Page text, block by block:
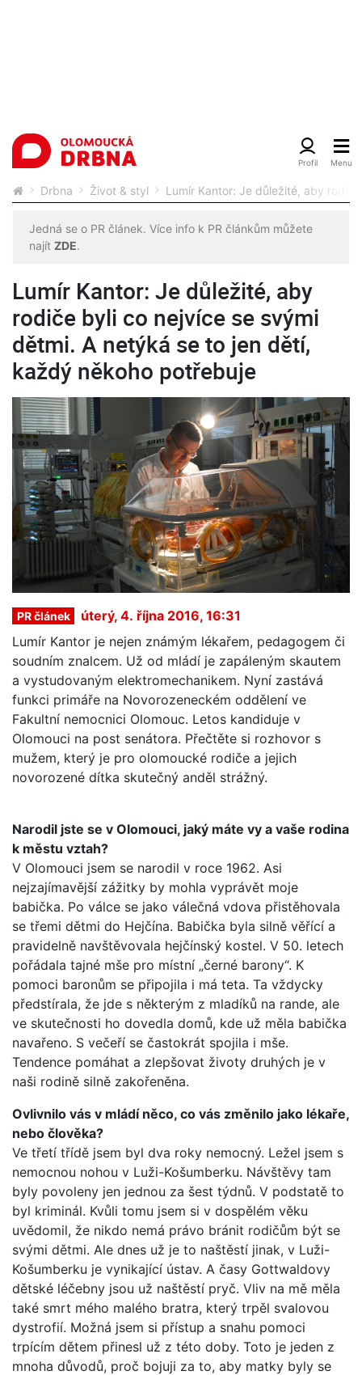
Drbna Život & styl Lumír Kantor: Je důležité, aby
Jedná se o PR článek. Více info k PR článkům můžete
najít ZDE.
Lumír Kantor: Je důležité, aby
rodiče byli co nejvíce se svými
dětmi. A netýká se to jen dětí,
každý někoho potřebuje
PR článek
úterý, 4. října 2016, 16:31
Lumír Kantor je nejen známým lékařem, pedagogem či
soudním znalcem. Už od mládí je zapáleným skautem
a vystudovaným elektromechanikem. Nyní zastává
funkci primáře na Novorozeneckém oddělení ve
Fakultní nemocnici Olomouc. Letos kandiduje v
Olomouci na post senátora. Přečtěte si rozhovor s
mužem, který je pro olomoucké rodiče a jejich
novorozené dítka skutečný anděl strážný.
Narodil jste se v Olomouci, jaký máte vy a vaše rodina
k městu vztah?
V Olomouci jsem se narodil v roce 1962. Asi
nejzajímavější zážitky by mohla vyprávět moje
babička. Po válce se jako válečná vdova přistěhovala
se třemi dětmi do Hejčína. Babička byla silně věřící a
pravidelně navštěvovala hejčínský kostel. V 50. letech
pořádala tajné mše pro místní „černé barony“. K
pomoci baronům se připojila i má teta. Ta vždycky
předstírala, že jde s některým z mladíků na rande, ale
ve skutečnosti ho dovedla domů, kde už měla babička
navařeno. S večeří se častokrát spojila i mše.
Tendence pomáhat a zlepšovat životy druhých je v
naši rodině silně zakořeněna.
Ovlivnilo vás v mládí něco, co vás změnilo jako lékaře,
nebo člověka?
Ve třetí třídě jsem byl dva roky nemocný. Ležel jsem s
nemocnou nohou v Luži-Košumberku. Návštěvy tam
byly povoleny jen jednou za šest týdnů. V podstatě to
byl kriminál. Kvůli tomu jsem si v dospělém věku
uvědomil, že nikdo nemá právo bránit rodičům být se
svými dětmi. Ale dnes už je to naštěstí jinak, v Luži-
Košumberku je vynikající ústav. A časy Gottwaldovy
dětské léčebny jsou už naštěstí pryč. Vliv na mě měla
také smrt mého malého bratra, který trpěl svalovou
dystrofií. Možná jsem si přístup a snahu pomoci
trpícím dětem přinesl už z této doby. Toto je jeden z
mnoha důvodů, proč bojuji za to, aby matky byly se